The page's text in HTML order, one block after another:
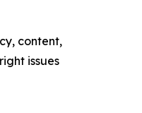
content,
issues